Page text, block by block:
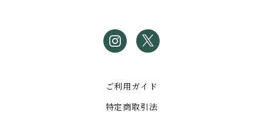
ご利用ガイド
特定商取引法